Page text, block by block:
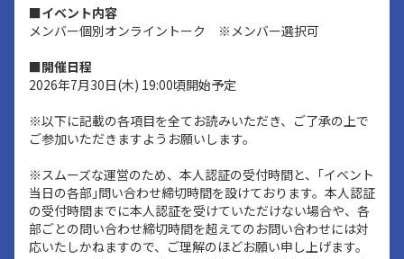
■イベント内容
メンバー個別オンライントーク ※メンバー選択可
■開催日程
2026年7月30日(木) 19:00頃開始予定
※以下に記載の各項目を全てお読みいただき、ご了承の上で
ご参加いただきますようお願いします。
※スムーズな運営のため、本人認証の受付時間と、｢イベント
当日の各部｣問い合わせ締切時間を設けております。本人認証
の受付時間までに本人認証を受けていただけない場合や、各
部ごとの問い合わせ締切時間を超えてのお問い合わせには対
応いたしかねますので、ご理解のほどお願い申し上げます。